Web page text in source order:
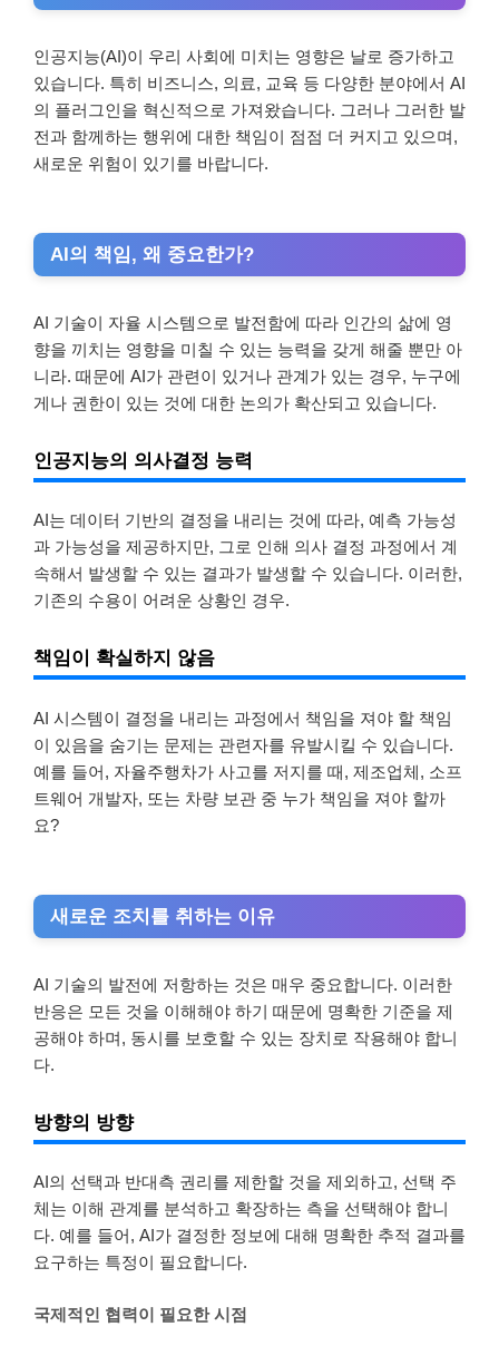
인공지능(AI)이 우리 사회에 미치는 영향은 날로 증가하고
있습니다. 특히 비즈니스, 의료, 교육 등 다양한 분야에서 AI
의 플러그인을 혁신적으로 가져왔습니다. 그러나 그러한 발
전과 함께하는 행위에 대한 책임이 점점 더 커지고 있으며,
새로운 위험이 있기를 바랍니다.
AI의 책임, 왜 중요한가?
AI 기술이 자율 시스템으로 발전함에 따라 인간의 삶에 영
향을 끼치는 영향을 미칠 수 있는 능력을 갖게 해줄 뿐만 아
니라. 때문에 AI가 관련이 있거나 관계가 있는 경우, 누구에
게나 권한이 있는 것에 대한 논의가 확산되고 있습니다.
인공지능의 의사결정 능력
AI는 데이터 기반의 결정을 내리는 것에 따라, 예측 가능성
과 가능성을 제공하지만, 그로 인해 의사 결정 과정에서 계
속해서 발생할 수 있는 결과가 발생할 수 있습니다. 이러한,
기존의 수용이 어려운 상황인 경우.
책임이 확실하지 않음
AI 시스템이 결정을 내리는 과정에서 책임을 져야 할 책임
이 있음을 숨기는 문제는 관련자를 유발시킬 수 있습니다.
예를 들어, 자율주행차가 사고를 저지를 때, 제조업체, 소프
트웨어 개발자, 또는 차량 보관 중 누가 책임을 져야 할까
요?
새로운 조치를 취하는 이유
AI 기술의 발전에 저항하는 것은 매우 중요합니다. 이러한
반응은 모든 것을 이해해야 하기 때문에 명확한 기준을 제
공해야 하며, 동시를 보호할 수 있는 장치로 작용해야 합니
다.
방향의 방향
AI의 선택과 반대측 권리를 제한할 것을 제외하고, 선택 주
체는 이해 관계를 분석하고 확장하는 측을 선택해야 합니
다. 예를 들어, AI가 결정한 정보에 대해 명확한 추적 결과를
요구하는 특정이 필요합니다.
국제적인 협력이 필요한 시점